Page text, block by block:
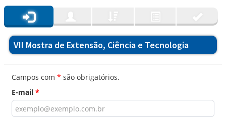
VII Mostra de Extensão, Ciência e Tecnologia
Campos com * são obrigatórios.
E-mail *